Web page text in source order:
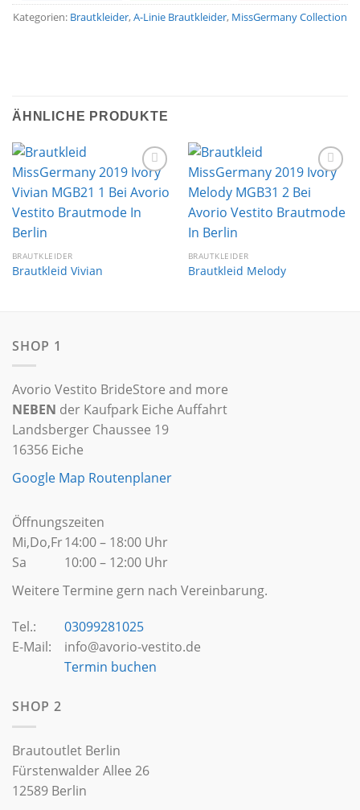
Kategorien: Brautkleider,A-Linie Brautkleider, MissGermany Collection
ÄHNLICHE PRODUKTE
Wunschliste
BRAUTKLEIDER
Brautkleid Vivian
Wunschliste
BRAUTKLEIDER
Brautkleid Melody
SHOP 1
Avorio Vestito BrideStore and more
NEBEN der Kaufpark Eiche Auffahrt
Landsberger Chaussee 19
16356 Eiche
Google Map Routenplaner
Öffnungszeiten
Mi,Do,Fr
Sa
14:00 – 18:00 Uhr
10:00 – 12:00 Uhr
Weitere Termine gern nach Vereinbarung.
Tel.:
E-Mail:
03099281025
info@avorio-vestito.de
Termin buchen
SHOP 2
Brautoutlet Berlin
Fürstenwalder Allee 26
12589 Berlin